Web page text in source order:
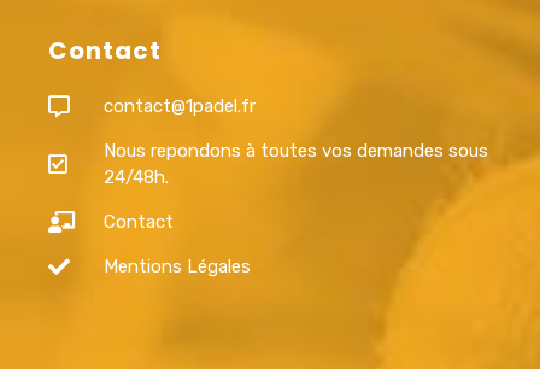
Contact
contact@1padel.fr
Nous repondons à toutes vos demandes sous
24/48h.
Contact
Mentions Légales